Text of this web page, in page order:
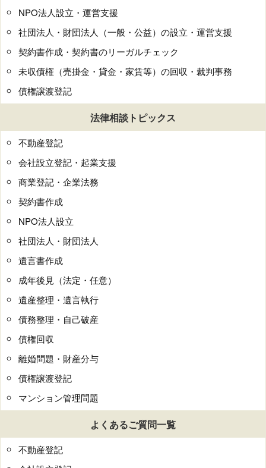
NPO法人設立・運営支援
社団法人・財団法人（一般・公益）の設立・運営支援
契約書作成・契約書のリーガルチェック
未収債権（売掛金・貸金・家賃等）の回収・裁判事務
債権譲渡登記
法律相談トピックス
不動産登記
会社設立登記・起業支援
商業登記・企業法務
契約書作成
NPO法人設立
社団法人・財団法人
遺言書作成
成年後見（法定・任意）
遺産整理・遺言執行
債務整理・自己破産
債権回収
離婚問題・財産分与
債権譲渡登記
マンション管理問題
よくあるご質問一覧
不動産登記